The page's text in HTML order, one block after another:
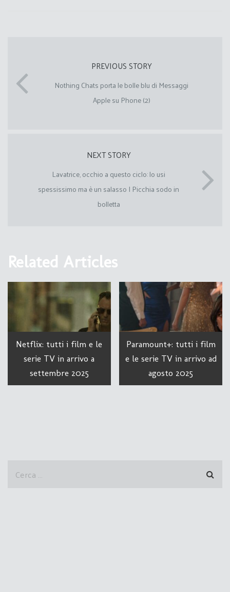
PREVIOUS STORY
Nothing Chats porta le bolle blu di Messaggi
Apple su Phone (2)
NEXT STORY
Lavatrice, occhio a questo ciclo: lo usi
spessissimo ma è un salasso I Picchia sodo in
bolletta
Related Articles
Netflix: tutti i film e le
serie TV in arrivo a
settembre 2025
Paramount+: tutti i film
e le serie TV in arrivo ad
agosto 2025